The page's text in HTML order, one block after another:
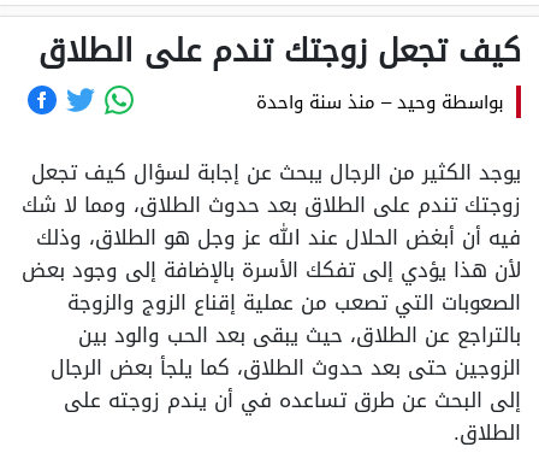
كيف تجعل زوجتك تندم على الطلاق
بواسطة وحيد– منذ سنة واحدة
يوجد الكثير من الرجال يبحث عن إجابة لسؤال كيف تجعل
زوجتك تندم على الطلاق بعد حدوث الطلاق، ومما لا شك
فيه أن أبغض الحلال عند الله عز وجل هو الطلاق، وذلك
لأن هذا يؤدي إلى تفكك الأسرة بالإضافة إلى وجود بعض
الصعوبات التي تصعب من عملية إقناع الزوج والزوجة
بالتراجع عن الطلاق، حيث يبقى بعد الحب والود بين
الزوجين حتى بعد حدوث الطلاق، كما يلجأ بعض الرجال
إلى البحث عن طرق تساعده في أن يندم زوجته على
الطلاق.